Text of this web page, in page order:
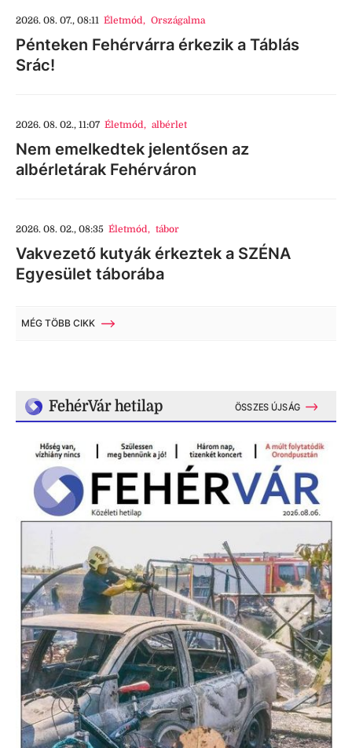
2026. 08. 07., 08:11 Életmód, Országalma
Pénteken Fehérvárra érkezik a Táblás
Srác!
2026. 08. 02., 11:07 Életmód, albérlet
Nem emelkedtek jelentősen az
albérletárak Fehérváron
2026. 08. 02., 08:35 Életmód, tábor
Vakvezető kutyák érkeztek a SZÉNA
Egyesület táborába
MÉG TÖBB CIKK
FehérVár hetilap ÖSSZES ÚJSÁG